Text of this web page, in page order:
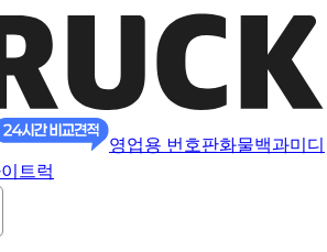
영업용 번호판화물백과미디
트럭